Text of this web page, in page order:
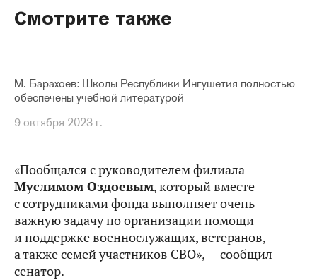
Смотрите также
М. Барахоев: Школы Республики Ингушетия полностью
обеспечены учебной литературой
9 октября 2023 г.
«Пообщался с руководителем филиала
Муслимом Оздоевым, который вместе
с сотрудниками фонда выполняет очень
важную задачу по организации помощи
и поддержке военнослужащих, ветеранов,
а также семей участников СВО», — сообщил
сенатор.